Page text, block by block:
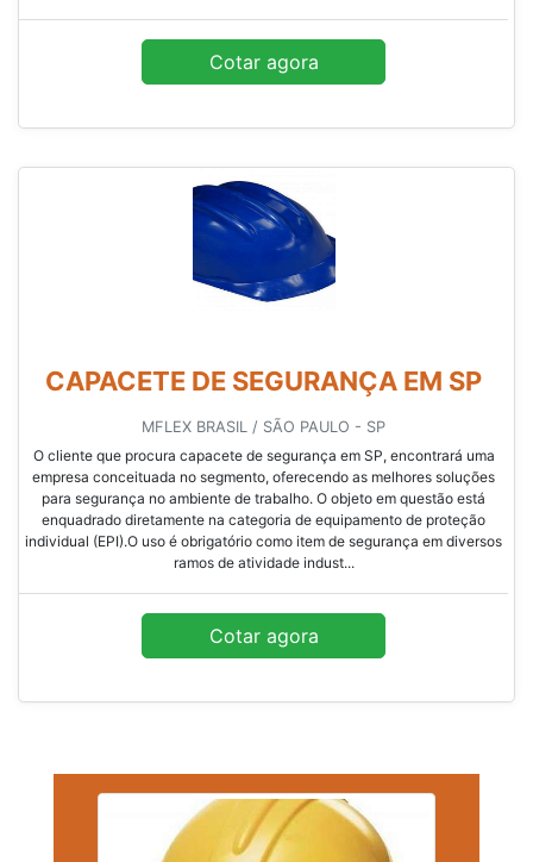
Cotar agora
CAPACETE DE SEGURANÇA EM SP
MFLEX BRASIL / SÃO PAULO - SP
O cliente que procura capacete de segurança em SP, encontrará uma
empresa conceituada no segmento, oferecendo as melhores soluções
para segurança no ambiente de trabalho. O objeto em questão está
enquadrado diretamente na categoria de equipamento de proteção
individual (EPI).O uso é obrigatório como item de segurança em diversos
ramos de atividade indust...
Cotar agora